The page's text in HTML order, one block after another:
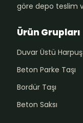
göre depo teslim
Ürün Grupları
Duvar Üstü
Beton Parke Taşı
Bordür Taşı
Beton Saksı